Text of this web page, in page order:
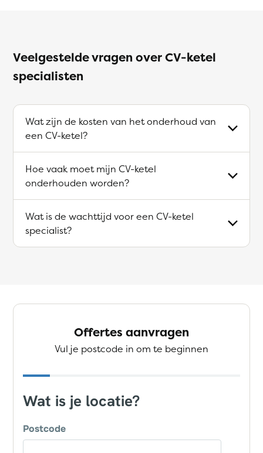
Veelgestelde vragen over CV-ketel
specialisten
Wat zijn de kosten van het onderhoud van
een CV-ketel?
Hoe vaak moet mijn CV-ketel
onderhouden worden?
Wat is de wachttijd voor een CV-ketel
specialist?
Offertes aanvragen
Vul je postcode in om te beginnen